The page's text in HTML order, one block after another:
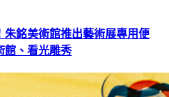
朱銘美術館推出藝術展專用便
館、看光雕秀